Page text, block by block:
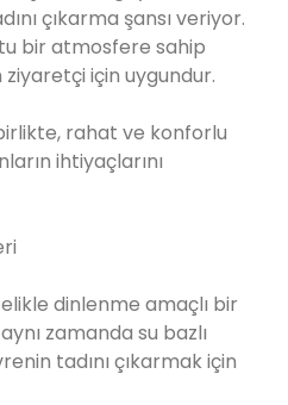
çıkarma şansı veriyor.
bir atmosfere sahip
için uygundur.
rahat ve konforlu
ihtiyaçlarını
dinlenme amaçlı bir
zamanda su bazlı
tadını çıkarmak için